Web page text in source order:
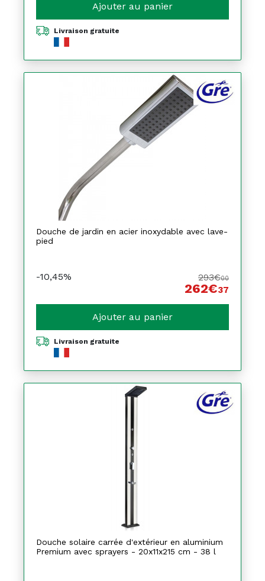
Ajouter au panier
Livraison gratuite
Douche de jardin en acier inoxydable avec lave-
pied
-10,45% 293€00
262€37
Ajouter au panier
Livraison gratuite
Douche solaire carrée d'extérieur en aluminium
Premium avec sprayers - 20x11x215 cm - 38 l